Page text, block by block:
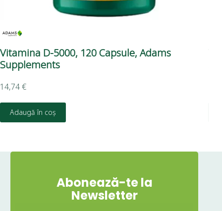
Vitamina D-5000, 120 Capsule, Adams
Supplements
14,74€
Adaugă în coș
Abonează-te la
Newsletter